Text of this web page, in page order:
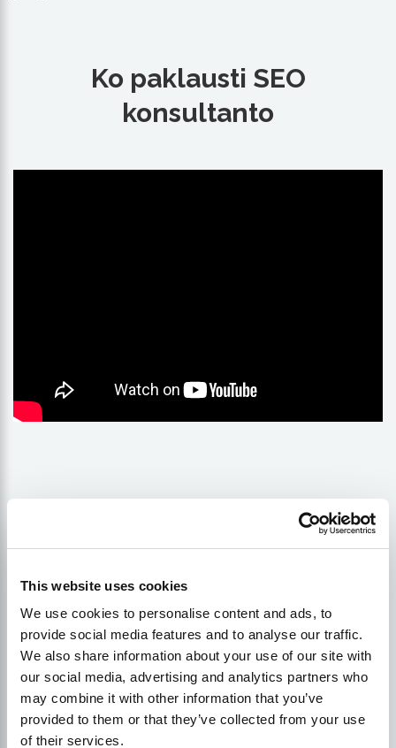
This website uses cookies
We use cookies to personalise content and ads, to
provide social media features and to analyse our traffic.
We also share information about your use of our site with
our social media, advertising and analytics partners who
may combine it with other information that you’ve
provided to them or that they’ve collected from your use
of their services.
Ko paklausti SEO
konsultanto